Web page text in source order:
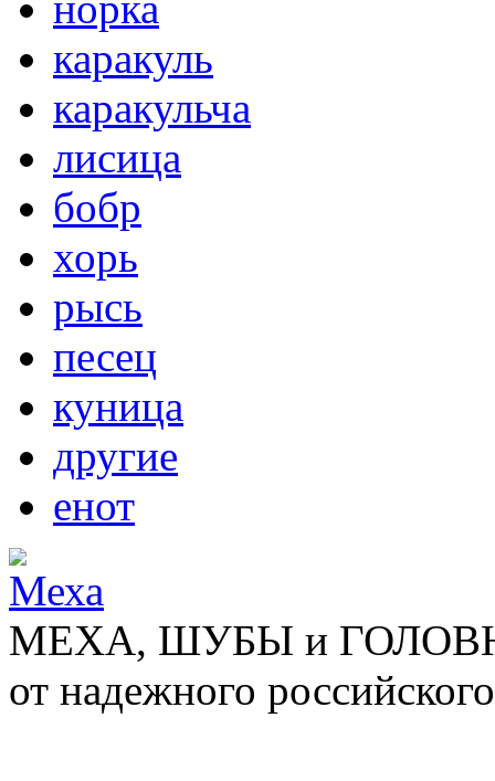
каракуль
каракульча
лисица
бобр
хорь
рысь
песец
куница
другие
енот
МЕХА, ШУБЫ и
от надежного